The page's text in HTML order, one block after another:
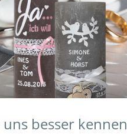
besser kennen